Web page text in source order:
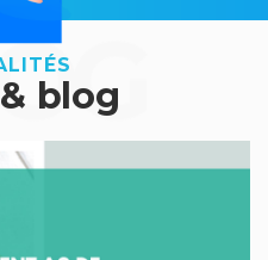
blog